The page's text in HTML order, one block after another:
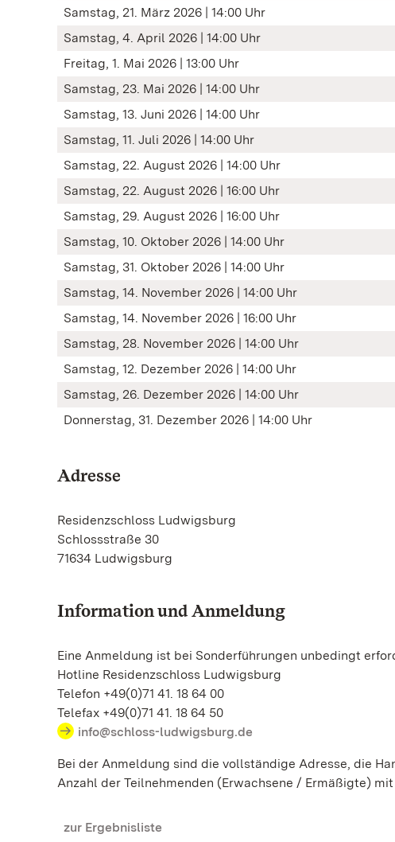
Samstag, 21. März 2026 | 14:00 Uhr
Samstag, 4. April 2026 | 14:00 Uhr
Freitag, 1. Mai 2026 | 13:00 Uhr
Samstag, 23. Mai 2026 | 14:00 Uhr
Samstag, 13. Juni 2026 | 14:00 Uhr
Samstag, 11. Juli 2026 | 14:00 Uhr
Samstag, 22. August 2026 | 14:00 Uhr
Samstag, 22. August 2026 | 16:00 Uhr
Samstag, 29. August 2026 | 16:00 Uhr
Samstag, 10. Oktober 2026 | 14:00 Uhr
Samstag, 31. Oktober 2026 | 14:00 Uhr
Samstag, 14. November 2026 | 14:00 Uhr
Samstag, 14. November 2026 | 16:00 Uhr
Samstag, 28. November 2026 | 14:00 Uhr
Samstag, 12. Dezember 2026 | 14:00 Uhr
Samstag, 26. Dezember 2026 | 14:00 Uhr
Donnerstag, 31. Dezember 2026 | 14:00 Uhr
Adresse
Residenzschloss Ludwigsburg
Schlossstraße 30
71634 Ludwigsburg
Information und Anmeldung
Eine Anmeldung ist bei Sonderführungen unbedingt
Hotline Residenzschloss Ludwigsburg
Telefon +49(0)71 41. 18 64 00
Telefax +49(0)71 41. 18 64 50
info@schloss-ludwigsburg.de
Bei der Anmeldung sind die vollständige Adresse, die
Anzahl der Teilnehmenden (Erwachsene / Ermäßigte)
zur Ergebnisliste